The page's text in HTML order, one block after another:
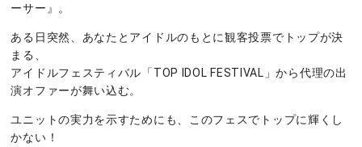
ーサー』。
ある日突然、あなたとアイドルのもとに観客投票でトップが決
まる、
アイドルフェスティバル「TOP IDOL FESTIVAL」から代理の出
演オファーが舞い込む。
ユニットの実力を示すためにも、このフェスでトップに輝くし
かない！